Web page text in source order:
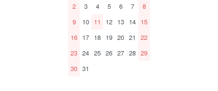
2
3 4 5 6 7
8
9
10 11 12 13 14 15
16 17 18 19 20 21
22
23 24 25 26 27 28 29
30 31